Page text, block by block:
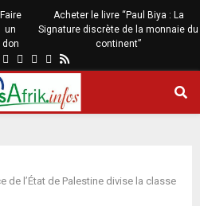
Faire
un
don
Acheter le livre “Paul Biya : La
Signature discrète de la monnaie du
continent”
de l’État de Palestine divise la classe